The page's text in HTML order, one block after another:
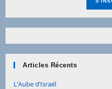
Articles Récents
L’Aube d’Israël